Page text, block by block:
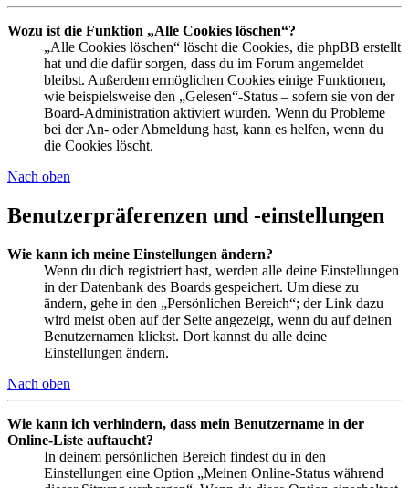
Wozu ist die Funktion „Alle Cookies löschen“?
„Alle Cookies löschen“ löscht die Cookies, die phpBB erstellt
hat und die dafür sorgen, dass du im Forum angemeldet
bleibst. Außerdem ermöglichen Cookies einige Funktionen,
wie beispielsweise den „Gelesen“-Status – sofern sie von der
Board-Administration aktiviert wurden. Wenn du Probleme
bei der An- oder Abmeldung hast, kann es helfen, wenn du
die Cookies löscht.
Nach oben
Benutzerpräferenzen und -einstellungen
Wie kann ich meine Einstellungen ändern?
Wenn du dich registriert hast, werden alle deine Einstellungen
in der Datenbank des Boards gespeichert. Um diese zu
ändern, gehe in den „Persönlichen Bereich“; der Link dazu
wird meist oben auf der Seite angezeigt, wenn du auf deinen
Benutzernamen klickst. Dort kannst du alle deine
Einstellungen ändern.
Nach oben
Wie kann ich verhindern, dass mein Benutzername in der
Online-Liste auftaucht?
In deinem persönlichen Bereich findest du in den
Einstellungen eine Option „Meinen Online-Status während